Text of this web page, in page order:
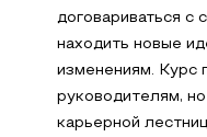
договариваться с
находить новые
изменениям. Курс
руководителям,
карьерной